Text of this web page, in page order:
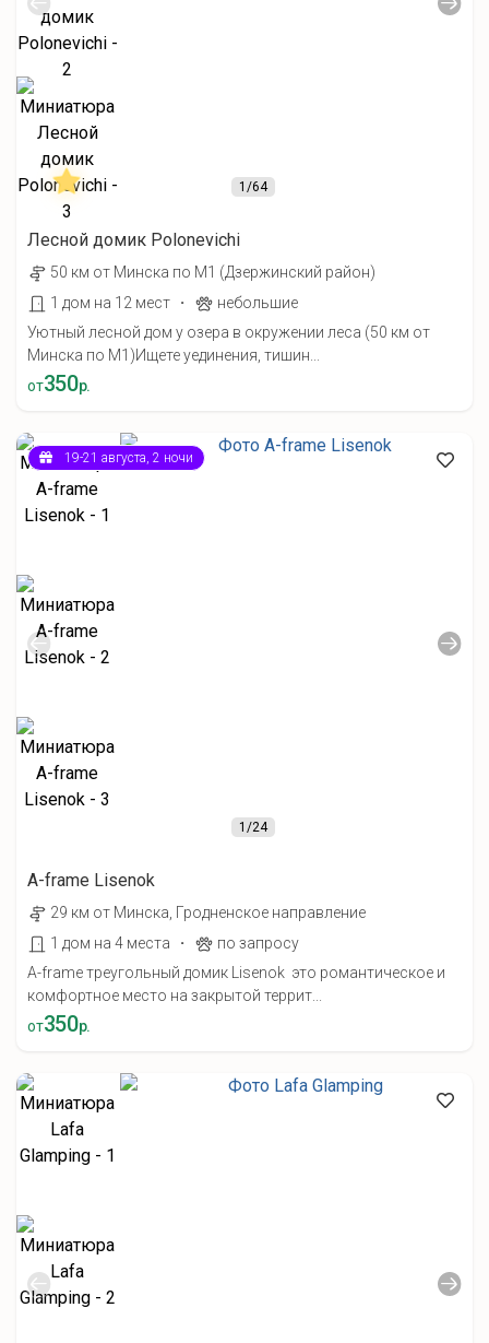
1/64
Лесной домик Polonevichi
50 км от Минска по М1 (Дзержинский район)
1 дом на 12 мест
·
небольшие
Уютный лесной дом у озера в окружении леса (50 км от
Минска по М1) ​Ищете уединения, тишин...
от350р.
1/24
19-21 августа, 2 ночи
A-frame Lisenok
29 км от Минска, Гродненское направление
1 дом на 4 места
·
по запросу
A-frame треугольный домик Lisenok это романтическое и
комфортное место на закрытой террит...
от350р.